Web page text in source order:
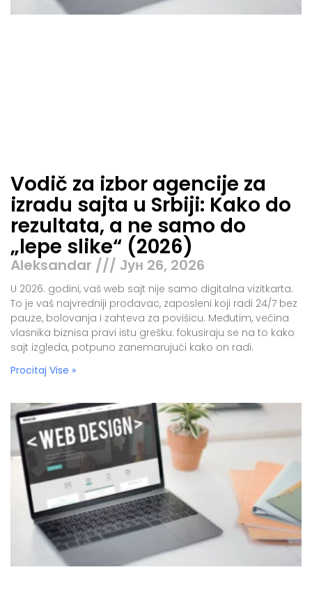
Vodič za izbor agencije za
izradu sajta u Srbiji: Kako do
rezultata, a ne samo do
„lepe slike“ (2026)
Aleksandar Јун 26, 2026
U 2026. godini, vaš web sajt nije samo digitalna vizitkarta.
To je vaš najvredniji prodavac, zaposleni koji radi 24/7 bez
pauze, bolovanja i zahteva za povišicu. Međutim, većina
vlasnika biznisa pravi istu grešku: fokusiraju se na to kako
sajt izgleda, potpuno zanemarujući kako on radi.
Procitaj Vise »